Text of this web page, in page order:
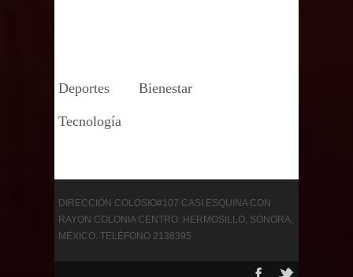
Deportes Bienestar
Tecnología
DIRECCIÓN COLOSIO#107 CASI ESQUINA CON
RAYON COLONIA CENTRO. HERMOSILLO, SONORA,
MÉXICO. TELÉFONO 2138395